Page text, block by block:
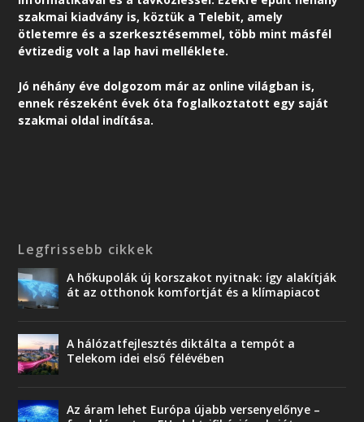
szakmai kiadvány is, köztük a Telebit, amely
ötletemre és a szerkesztésemmel, több mint másfél
évtizedig volt a lap havi melléklete.
Jó néhány éve dolgozom már az online világban is,
ennek részeként évek óta foglalkoztatott egy saját
szakmai oldal indítása.
Legfrissebb cikkek
A hőkupolák új korszakot nyitnak: így alakítják
át az otthonok komfortját és a klímapiacot
A hálózatfejlesztés diktálta a tempót a
Telekom idei első félévében
Az áram lehet Európa újabb versenyelőnye –